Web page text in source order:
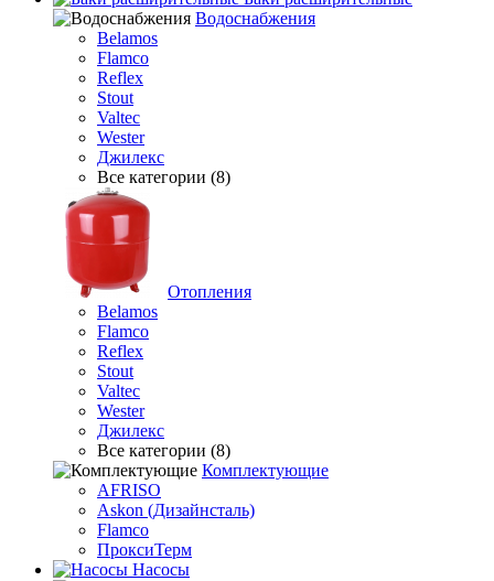
Водоснабжения
Belamos
Flamco
Reflex
Stout
Valtec
Wester
Джилекс
Все категории (8)
Отопления
Belamos
Flamco
Reflex
Stout
Valtec
Wester
Джилекс
Все категории (8)
Комплектующие
AFRISO
Askon (Дизайнсталь)
Flamco
ПроксиТерм
Насосы